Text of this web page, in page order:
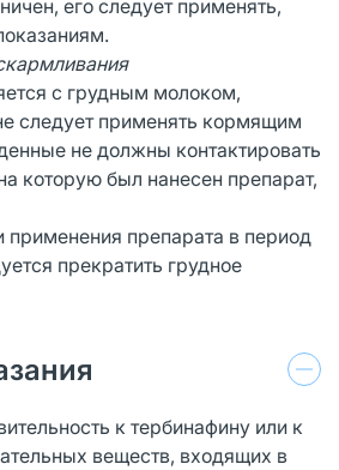
его следует применять,
с грудным молоком,
следует применять кормящим
не должны контактировать
которую был нанесен препарат,
применения препарата в период
прекратить грудное
к тербинафину или к
веществ, входящих в